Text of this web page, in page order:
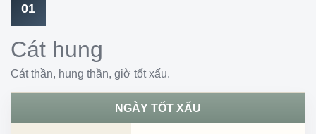
01
Cát hung
Cát thần, hung thần, giờ tốt xấu.
NGÀY TỐT XẤU